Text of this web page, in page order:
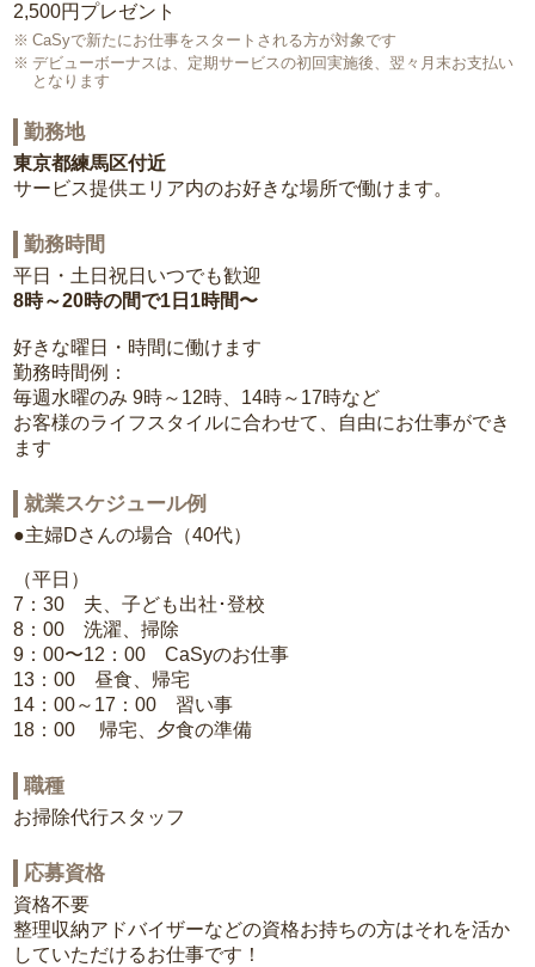
2,500円プレゼント
CaSyで新たにお仕事をスタートされる方が対象です
デビューボーナスは、定期サービスの初回実施後、翌々月末お支払い
となります
勤務地
東京都練馬区付近
サービス提供エリア内のお好きな場所で働けます。
勤務時間
平日・土日祝日いつでも歓迎
8時～20時の間で1日1時間〜
好きな曜日・時間に働けます
勤務時間例：
毎週水曜のみ 9時～12時、14時～17時など
お客様のライフスタイルに合わせて、自由にお仕事ができ
ます
就業スケジュール例
●主婦Dさんの場合（40代）
（平日）
7：30 夫、子ども出社･登校
8：00 洗濯、掃除
9：00〜12：00 CaSyのお仕事
13：00 昼食、帰宅
14：00～17：00 習い事
18：00 帰宅、夕食の準備
職種
お掃除代行スタッフ
応募資格
資格不要
整理収納アドバイザーなどの資格お持ちの方はそれを活か
していただけるお仕事です！